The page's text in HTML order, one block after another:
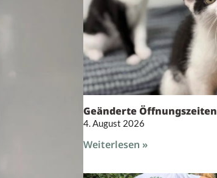
Geänderte Öffnungszeiten
4. August 2026
Weiterlesen »